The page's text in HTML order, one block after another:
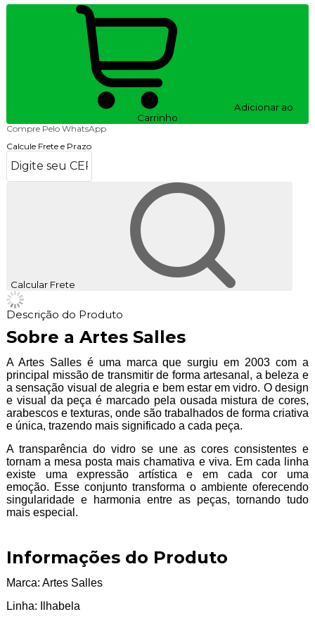
Adicionar ao
Carrinho
Compre Pelo WhatsApp
Calcule Frete e Prazo
Calcular Frete
Descrição do Produto
Sobre a Artes Salles
A Artes Salles é uma marca que surgiu em 2003 com a
principal missão de transmitir de forma artesanal, a beleza e
a sensação visual de alegria e bem estar em vidro. O design
e visual da peça é marcado pela ousada mistura de cores,
arabescos e texturas, onde são trabalhados de forma criativa
e única, trazendo mais significado a cada peça.
A transparência do vidro se une as cores consistentes e
tornam a mesa posta mais chamativa e viva. Em cada linha
existe uma expressão artística e em cada cor uma
emoção. Esse conjunto transforma o ambiente oferecendo
singularidade e harmonia entre as peças, tornando tudo
mais especial.
Informações do Produto
Marca: Artes Salles
Linha: Ilhabela